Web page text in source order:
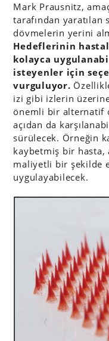
Mark Prausnitz,
tarafından
dövmelerin yerini
Hedeflerinin
kolayca
isteyenler için
vurguluyor.
izi gibi izlerin
önemli bir alternatif
açıdan da
sürülecek. Örneğin
kaybetmiş bir hasta,
maliyetli bir şekilde
uygulayabilecek.